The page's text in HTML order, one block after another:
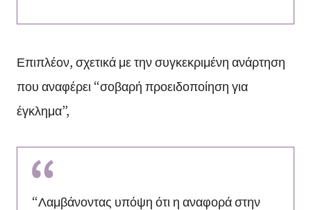
Επιπλέον, σχετικά με την συγκεκριμένη ανάρτηση
που αναφέρει “σοβαρή προειδοποίηση για
έγκλημα”,
“Λαμβάνοντας υπόψη ότι η αναφορά στην